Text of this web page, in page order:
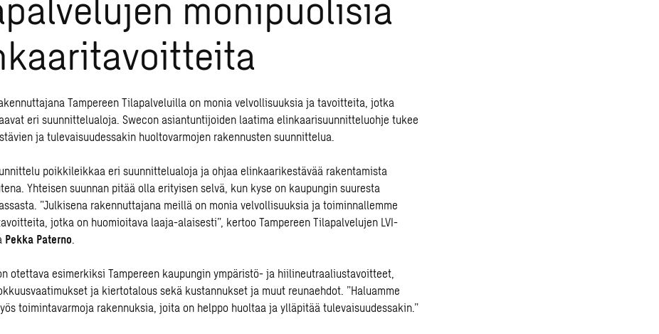
Tampereen Tilapalveluilla on monia velvollisuuksia ja tavoitteita, jotka
eri suunnittelualoja. Swecon asiantuntijoiden laatima elinkaarisuunnitteluohje tukee
ja tulevaisuudessakin huoltovarmojen rakennusten suunnittelua.
poikkileikkaa eri suunnittelualoja ja ohjaa elinkaarikestävää rakentamista
Yhteisen suunnan pitää olla erityisen selvä, kun kyse on kaupungin suuresta
”Julkisena rakennuttajana meillä on monia velvollisuuksia ja toiminnallemme
jotka on huomioitava laaja-alaisesti”, kertoo Tampereen Tilapalvelujen LVI-
Pekka Paterno.
otettava esimerkiksi Tampereen kaupungin ympäristö- ja hiilineutraaliustavoitteet,
ja kiertotalous sekä kustannukset ja muut reunaehdot. ”Haluamme
toimintavarmoja rakennuksia, joita on helppo huoltaa ja ylläpitää tulevaisuudessakin.”